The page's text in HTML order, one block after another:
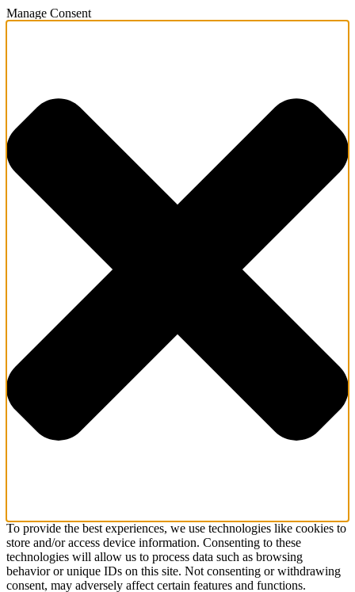
Manage Consent
To provide the best experiences, we use technologies like cookies to
store and/or access device information. Consenting to these
technologies will allow us to process data such as browsing
behavior or unique IDs on this site. Not consenting or withdrawing
consent, may adversely affect certain features and functions.